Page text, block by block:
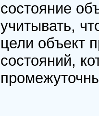
состояние
учитывать,
цели объект
состояний,